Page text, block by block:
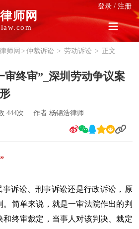
登录 / 注册
师网
师网 > 仲裁诉讼 > 劳动诉讼 > 正文
审终审”_深圳劳动争议案
:444次 作者:杨锦浩律师
事诉讼、刑事诉讼还是行政诉讼，原
。简单来说，就是一审法院作出的判
和终审裁定，当事人对该判决、裁定